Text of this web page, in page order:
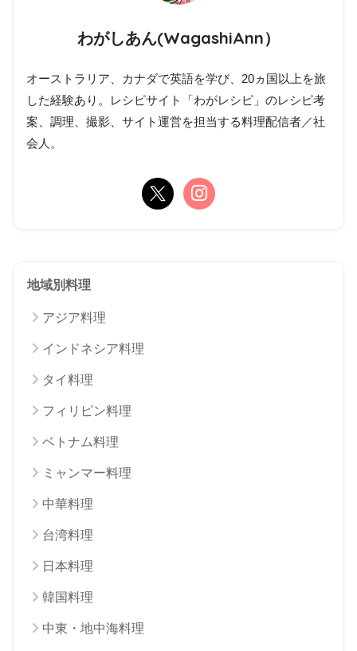
わがしあん(WagashiAnn）
オーストラリア、カナダで英語を学び、20ヵ国以上を旅
した経験あり。レシピサイト「わがレシピ」のレシピ考
案、調理、撮影、サイト運営を担当する料理配信者／社
会人。
地域別料理
アジア料理
インドネシア料理
タイ料理
フィリピン料理
ベトナム料理
ミャンマー料理
中華料理
台湾料理
日本料理
韓国料理
中東・地中海料理